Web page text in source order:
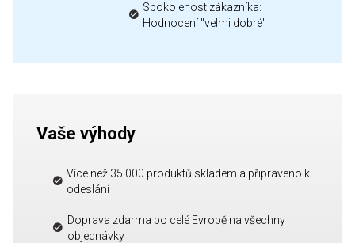
Spokojenost zákazníka:
Hodnocení "velmi dobré"
Vaše výhody
Více než 35 000 produktů skladem a připraveno k
odeslání
Doprava zdarma po celé Evropě na všechny
objednávky